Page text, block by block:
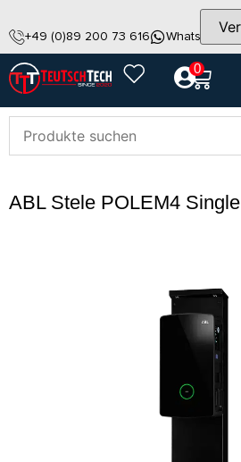
+49 (0)89 200 73 616 WhatsApp
0
ABL Stele POLEM4 Single